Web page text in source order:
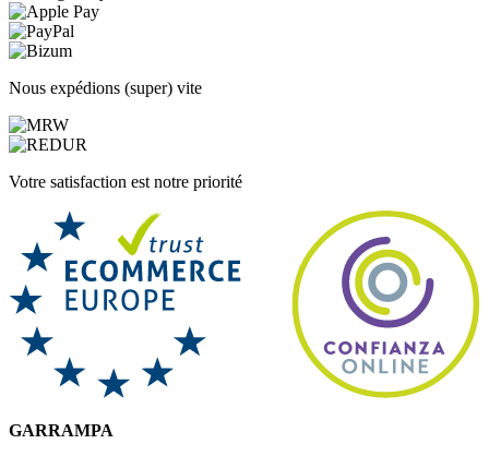
Nous expédions (super) vite
Votre satisfaction est notre priorité
GARRAMPA